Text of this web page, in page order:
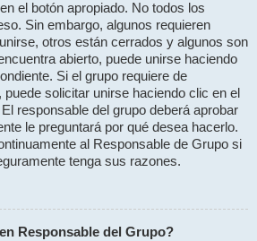
el botón apropiado. No todos los
Sin embargo, algunos requieren
otros están cerrados y algunos son
abierto, puede unirse haciendo
Si el grupo requiere de
solicitar unirse haciendo clic en el
responsable del grupo deberá aprobar
le preguntará por qué desea hacerlo.
al Responsable de Grupo si
tenga sus razones.
Responsable del Grupo?